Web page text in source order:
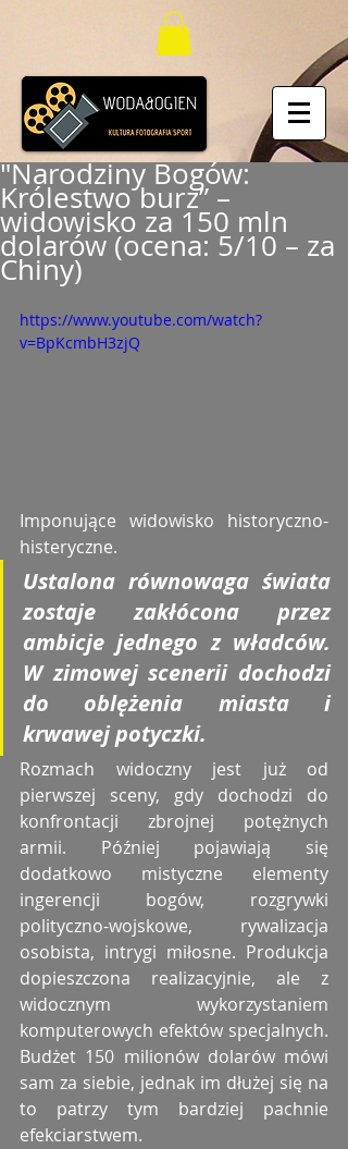
"Narodziny Bogów:
Królestwo burz” –
widowisko za 150 mln
dolarów (ocena: 5/10 – za
Chiny)
https://www.youtube.com/watch?
v=BpKcmbH3zjQ
Imponujące widowisko historyczno-
histeryczne.
Ustalona równowaga świata
zostaje zakłócona przez
ambicje jednego z władców.
W zimowej scenerii dochodzi
do oblężenia miasta i
krwawej potyczki.
Rozmach widoczny jest już od
pierwszej sceny, gdy dochodzi do
konfrontacji zbrojnej potężnych
armii. Później pojawiają się
dodatkowo mistyczne elementy
ingerencji bogów, rozgrywki
polityczno-wojskowe, rywalizacja
osobista, intrygi miłosne. Produkcja
dopieszczona realizacyjnie, ale z
widocznym wykorzystaniem
komputerowych efektów specjalnych.
Budżet 150 milionów dolarów mówi
sam za siebie, jednak im dłużej się na
to patrzy tym bardziej pachnie
efekciarstwem.